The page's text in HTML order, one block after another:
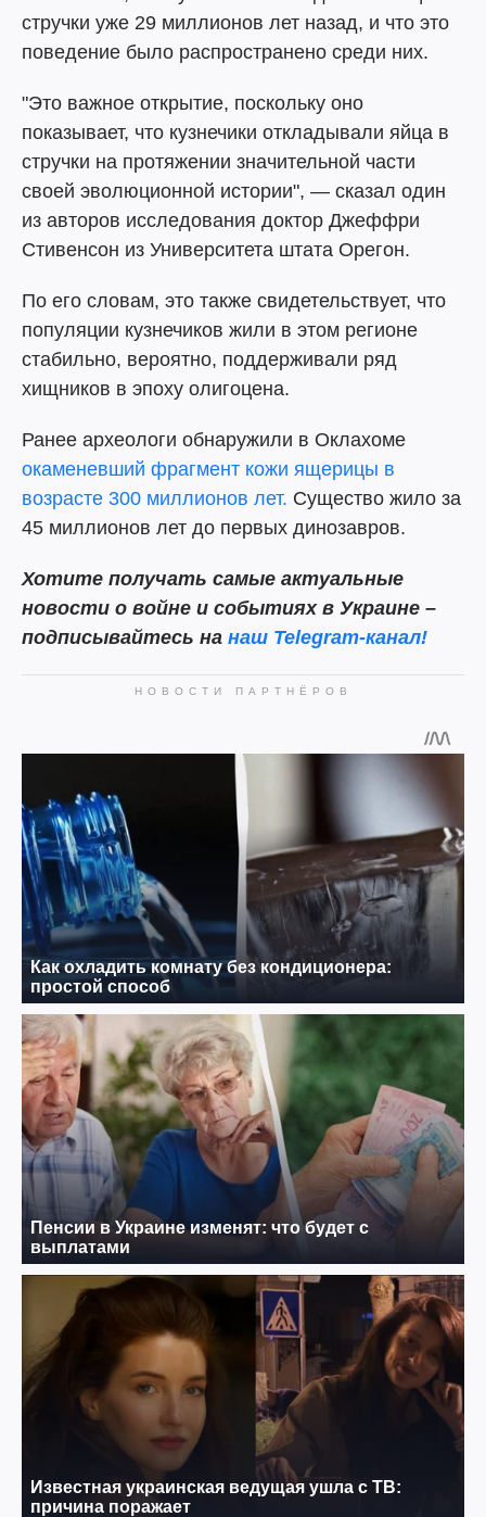
стручки уже 29 миллионов лет назад, и что это
поведение было распространено среди них.
"Это важное открытие, поскольку оно
показывает, что кузнечики откладывали яйца в
стручки на протяжении значительной части
своей эволюционной истории", — сказал один
из авторов исследования доктор Джеффри
Стивенсон из Университета штата Орегон.
По его словам, это также свидетельствует, что
популяции кузнечиков жили в этом регионе
стабильно, вероятно, поддерживали ряд
хищников в эпоху олигоцена.
Ранее археологи обнаружили в Оклахоме
окаменевший фрагмент кожи ящерицы в
возрасте 300 миллионов лет. Существо жило за
45 миллионов лет до первых динозавров.
Хотите получать самые актуальные
новости о войне и событиях в Украине –
подписывайтесь на наш Telegram-канал!